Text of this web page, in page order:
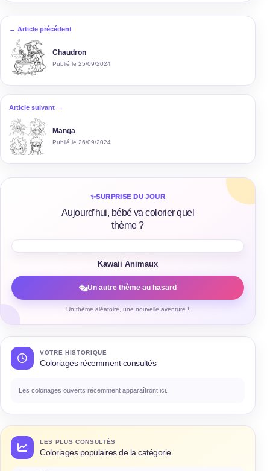
← Article précédent
Chaudron
Publié le 25/09/2024
Article suivant →
Manga
Publié le 26/09/2024
✨SURPRISE DU JOUR
Aujourd’hui, bébé va colorier quel
thème ?
Kawaii Animaux
Un autre thème au hasard
Un thème aléatoire, une nouvelle aventure !
VOTRE HISTORIQUE
Coloriages récemment consultés
Les coloriages ouverts récemment apparaîtront ici.
LES PLUS CONSULTÉS
Coloriages populaires de la catégorie